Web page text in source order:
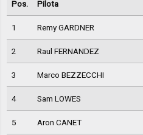
Pos. Pilota
1 Remy GARDNER
2 Raul FERNANDEZ
3 Marco BEZZECCHI
4 Sam LOWES
5 Aron CANET